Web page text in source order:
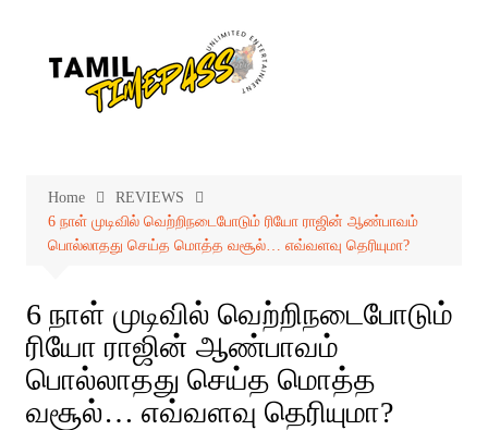
Home
REVIEWS
6 நாள் முடிவில் வெற்றிநடைபோடும் ரியோ ராஜின் ஆண்பாவம்
பொல்லாதது செய்த மொத்த வசூல்… எவ்வளவு தெரியுமா?
6 நாள் முடிவில் வெற்றிநடைபோடும்
ரியோ ராஜின் ஆண்பாவம்
பொல்லாதது செய்த மொத்த
வசூல்… எவ்வளவு தெரியுமா?